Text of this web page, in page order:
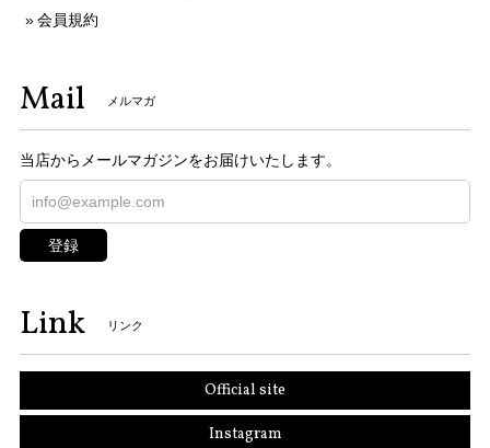
会員規約
Mail メルマガ
当店からメールマガジンをお届けいたします。
登録
Link リンク
Official site
Instagram